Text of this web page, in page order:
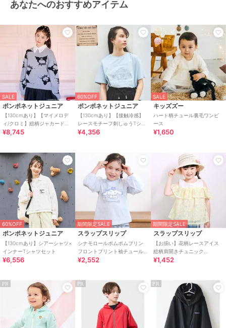
あなたへのおすすめアイテム
SALE
ポンポネットジュニア
【130cmあり】【マイメロデ
ィ/クロミ】総柄ジャカードプ
ルオーバー&レース襟セット
¥8,745
60%OFF
ポンポネットジュニア
【130cmあり】【接触冷感】
レースモチーフ刺しゅうTシャ
ツ
¥4,356
SALE
キッズズー
ハート柄チュール裏毛ワンピ
ース
¥1,650
60%OFF
ポンポネットジュニア
【130cmあり】シアーシャツ×
インナーTシャツセット
¥6,556
期間限定SALE
スラップスリップ
シナモロールポムポムプリン
フロントプリント袖チュールT
シャツ(80~130cm)
¥2,552
期間限定SALE
スラップスリップ
【お揃い】花柄レースアイス
総柄肩開きチュニック
(90~130cm)
¥1,452
PR PR PR